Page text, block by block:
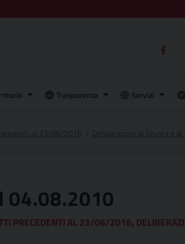
Trasparenza Servizi
04.08.2010
PRECEDENTI AL 23/06/2016,